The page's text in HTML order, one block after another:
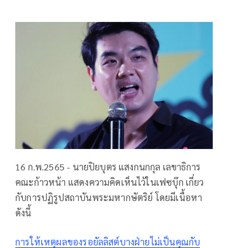
16 ก.พ.2565 - นายปิยบุตร แสงกนกกุล เลขาธิการ
คณะก้าวหน้า แสดงความคิดเห็นไว้ในเฟซบุ๊ก เกี่ยว
กับการปฏิรูปสถาบันพระมหากษัตริย์ โดยมีเนื้อหา
ดังนี้
การให้เหตุผลของรอยัลลิสต์บางฝ่ายไม่เป็นคุณกับ